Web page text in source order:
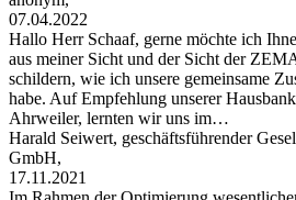
07.04.2022
Hallo Herr Schaaf, gerne möchte ich
aus meiner Sicht und der Sicht der
schildern, wie ich unsere gemeinsame
habe. Auf Empfehlung unserer
Ahrweiler, lernten wir uns im…
Harald Seiwert, geschäftsführender
GmbH,
17.11.2021